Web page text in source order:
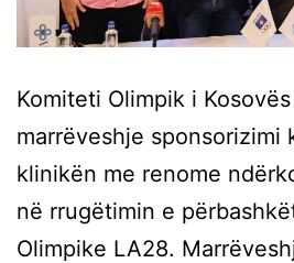
Komiteti Olimpik i
marrëveshje sponsorizimi
klinikën me renome
në rrugëtimin e
Olimpike LA28.